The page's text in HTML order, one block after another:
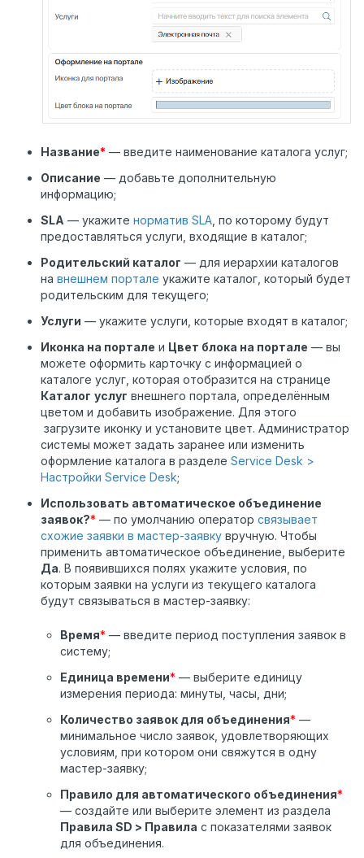
Название* — введите наименование каталога услуг;
Описание — добавьте дополнительную
информацию;
SLA — укажите норматив SLA , по которому будут
предоставляться услуги, входящие в каталог;
Родительский каталог — для иерархии каталогов
на внешнем портале укажите каталог, который будет
родительским для текущего;
Услуги — укажите услуги, которые входят в каталог;
Иконка на портале и Цвет блока на портале — вы
можете оформить карточку с информацией о
каталоге услуг, которая отобразится на странице
Каталог услуг внешнего портала, определённым
цветом и добавить изображение. Для этого
загрузите иконку и установите цвет. Администратор
системы может задать заранее или изменить
оформление каталога в разделе Service Desk >
Настройки Service Desk;
Использовать автоматическое объединение
заявок?* — по умолчанию оператор связывает
схожие заявки в мастер-заявку вручную. Чтобы
применить автоматическое объединение, выберите
Да. В появившихся полях укажите условия, по
которым заявки на услуги из текущего каталога
будут связываться в мастер-заявку:
Время* — введите период поступления заявок в
систему;
Единица времени* — выберите единицу
измерения периода: минуты, часы, дни;
Количество заявок для объединения* —
минимальное число заявок, удовлетворяющих
условиям, при котором они свяжутся в одну
мастер-заявку;
Правило для автоматического объединения*
— создайте или выберите элемент из раздела
Правила SD > Правила с показателями заявок
для объединения.